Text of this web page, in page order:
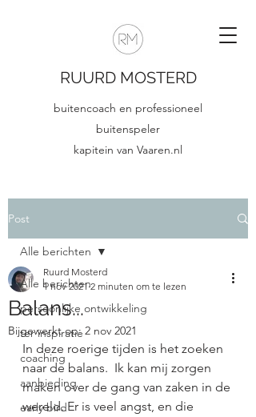
RUURD MOSTERD
buitencoach en professioneel
buitenspeler
kapitein van Vaaren.nl
Post
Alle berichten
persoonlijke ontwikkeling
ter inspiratie
coaching
aanbieding
early bird
Alle berichten
Balans...
Ruurd Mosterd
1 nov 2021 2 minuten om te lezen
Bijgewerkt op:2 nov 2021
In deze roerige tijden is het zoeken
naar de balans.  Ik kan mij zorgen
maken over de gang van zaken in de
wereld. Er is veel angst, en die